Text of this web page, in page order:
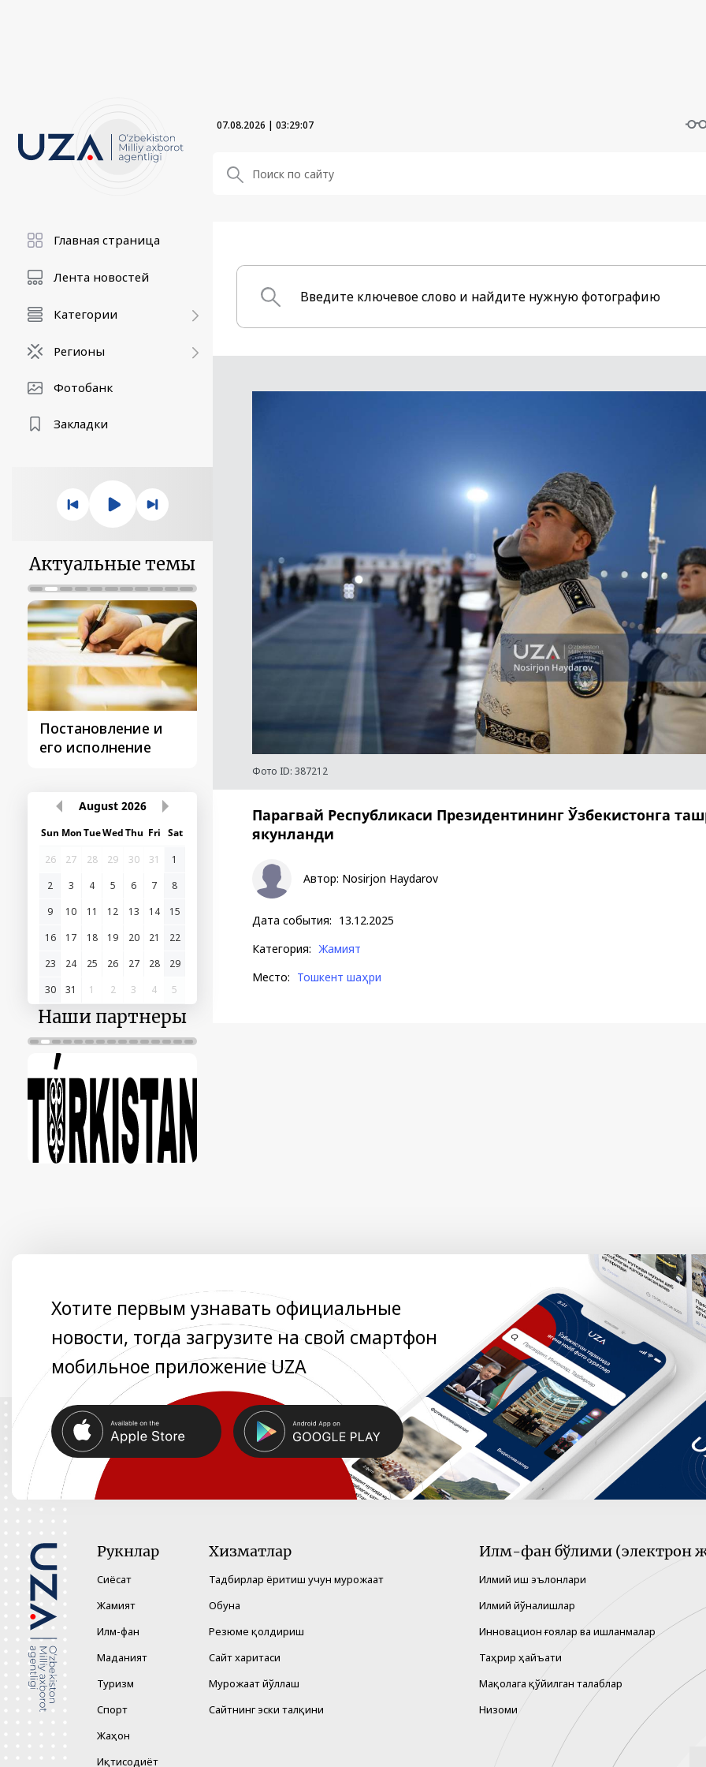
07.08.2026 | 03:29:07
Главная страница
Лента новостей
Категории
Регионы
Фотобанк
Закладки
Актуальные темы
Постановление и
его исполнение
Поручение
Президента – в
совещания под
Президента
Мирзиёева
August 2026
Sun MonTueWedThu Fri Sat
26
27 28 29 30 31
1
2
3 4 5 6 7
8
9
10 11 12 13 14
15
16
17 18 19 20 21
22
23
24 25 26 27 28
29
30
31 1 2 3 4 5
Наши партнеры
Фото ID: 387212
Парагвай Республикаси Президентининг Ўзбекистонга
якунланди
Автор: Nosirjon Haydarov
Дата события: 13.12.2025
Категория: Жамият
Место: Тошкент шаҳри
Хотите первым узнавать официальные
новости, тогда загрузите на свой смартфон
мобильное приложение UZA
Рукнлар
Сиёсат
Жамият
Илм-фан
Маданият
Туризм
Спорт
Жаҳон
Иқтисодиёт
Хизматлар
Тадбирлар ёритиш учун мурожаат
Обуна
Резюме қолдириш
Сайт харитаси
Мурожаат йўллаш
Сайтнинг эски талқини
Илм-фан бўлими (электрон
Илмий иш эълонлари
Илмий йўналишлар
Инновацион ғоялар ва ишланмалар
Таҳрир ҳайъати
Мақолага қўйилган талаблар
Низоми